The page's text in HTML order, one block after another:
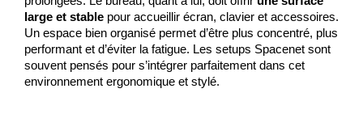
large et stable pour accueillir écran, clavier et accessoires.
Un espace bien organisé permet d’être plus concentré, plus
performant et d’éviter la fatigue. Les setups Spacenet sont
souvent pensés pour s’intégrer parfaitement dans cet
environnement ergonomique et stylé.